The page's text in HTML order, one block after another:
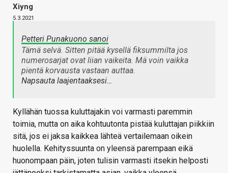
Xiyng
5.3.2021
Petteri Punakuono sanoi
Tämä selvä. Sitten pitää kysellä fiksummilta jos
numerosarjat ovat liian vaikeita. Mä voin vaikka
pientä korvausta vastaan auttaa.
Napsauta laajentaaksesi…
Kyllähän tuossa kuluttajakin voi varmasti paremmin
toimia, mutta on aika kohtuutonta pistää kuluttajan piikkiin
sitä, jos ei jaksa kaikkea lähteä vertailemaan oikein
huolella. Kehityssuunta on yleensä parempaan eikä
huonompaan päin, joten tulisin varmasti itsekin helposti